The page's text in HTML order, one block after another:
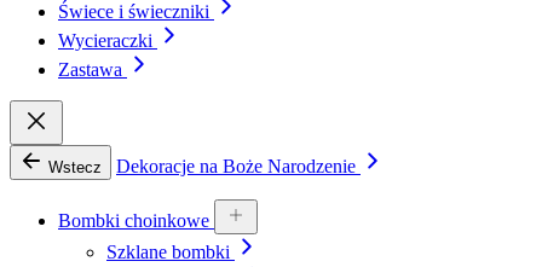
Świece i świeczniki
Wycieraczki
Zastawa
Wstecz Dekoracje na Boże Narodzenie
Bombki choinkowe
Szklane bombki